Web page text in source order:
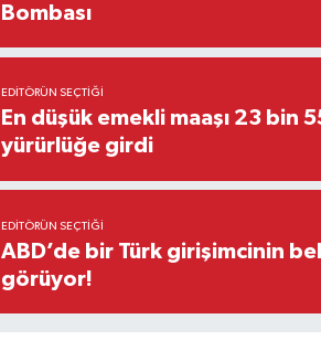
Bombası
EDITÖRÜN SEÇTIĞI
En düşük emekli maaşı 23 bin
yürürlüğe girdi
EDITÖRÜN SEÇTIĞI
ABD’de bir Türk girişimcinin
görüyor!